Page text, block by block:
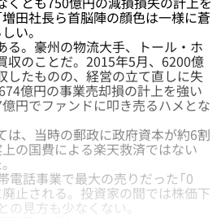
田社長ら首脳陣の顔色は一様に蒼
い。
。豪州の物流大手、トール・ホ
収のことだ。2015年5月、6200億
したものの、経営の立て直しに失
億円の事業売却損の計上を強い
円でファンドに叩き売るハメとな
、当時の郵政に政府資本が約6割
の国費による楽天救済ではない
話事業で最大の売りだった「0
止される。投資家の間では株価下
の見方も少なくない。